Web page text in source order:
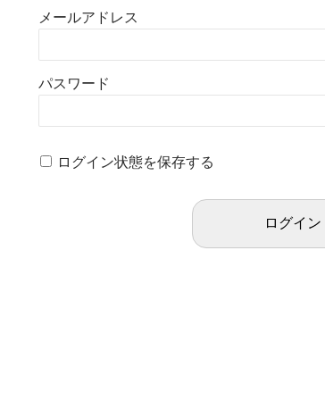
メールアドレス
パスワード
ログイン状態を保存する